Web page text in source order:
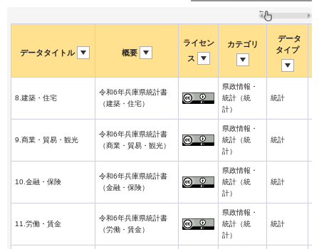
データタイトル 概要
ライセン
ス
カテゴリ
データ
タイプ
8.建築・住宅
令和6年兵庫県統計書
（建築・住宅）
県政情報・
統計（統
計）
統計
9.商業・貿易・観光
令和6年兵庫県統計書
（商業・貿易・観光）
県政情報・
統計（統
計）
統計
10.金融・保険
令和6年兵庫県統計書
（金融・保険）
県政情報・
統計（統
計）
統計
11.労働・賃金
令和6年兵庫県統計書
（労働・賃金）
県政情報・
統計（統
計）
統計